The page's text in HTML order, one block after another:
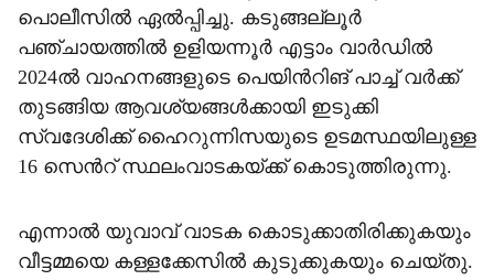
പൊലീസിൽ ഏൽപ്പിച്ചു. കടുങ്ങല്ലൂർ
പഞ്ചായത്തിൽ ഉളിയന്നൂർ എട്ടാം വാർഡിൽ
2024ൽ വാഹനങ്ങളുടെ പെയിന്‍റിങ് പാച്ച് വർക്ക്
തുടങ്ങിയ ആവശ്യങ്ങൾക്കായി ഇടുക്കി
സ്വദേശിക്ക് ഹൈറുന്നിസയുടെ ഉടമസ്ഥയിലുള്ള
16 സെന്‍റ് സ്ഥലംവാടകയ്ക്ക് കൊടുത്തിരുന്നു.
എന്നാൽ യുവാവ് വാടക കൊടുക്കാതിരിക്കുകയും
വീട്ടമ്മയെ കള്ളക്കേസിൽ കുടുക്കുകയും ചെയ്തു.